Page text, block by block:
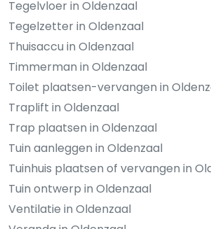
Tegelvloer in Oldenzaal
Tegelzetter in Oldenzaal
Thuisaccu in Oldenzaal
Timmerman in Oldenzaal
Toilet plaatsen-vervangen in
Traplift in Oldenzaal
Trap plaatsen in Oldenzaal
Tuin aanleggen in Oldenzaal
Tuinhuis plaatsen of vervangen in
Tuin ontwerp in Oldenzaal
Ventilatie in Oldenzaal